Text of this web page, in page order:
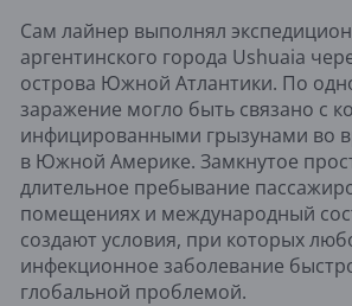
Сам лайнер выполнял
аргентинского города Ushuaia
острова Южной Атлантики. По
заражение могло быть связано с
инфицированными грызунами во
в Южной Америке. Замкнутое
длительное пребывание
помещениях и международный
создают условия, при которых
инфекционное заболевание
глобальной проблемой.